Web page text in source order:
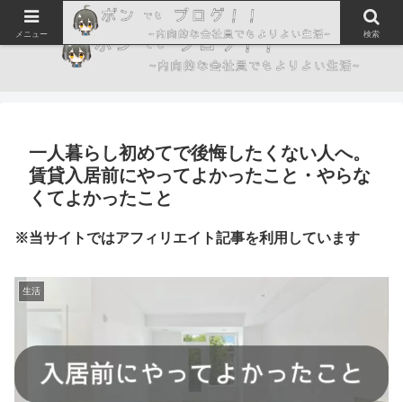
一人暮らし初めてで後悔したくない人へ。
賃貸入居前にやってよかったこと・やらな
くてよかったこと
※当サイトではアフィリエイト記事を利用しています
生活
メニュー 検索